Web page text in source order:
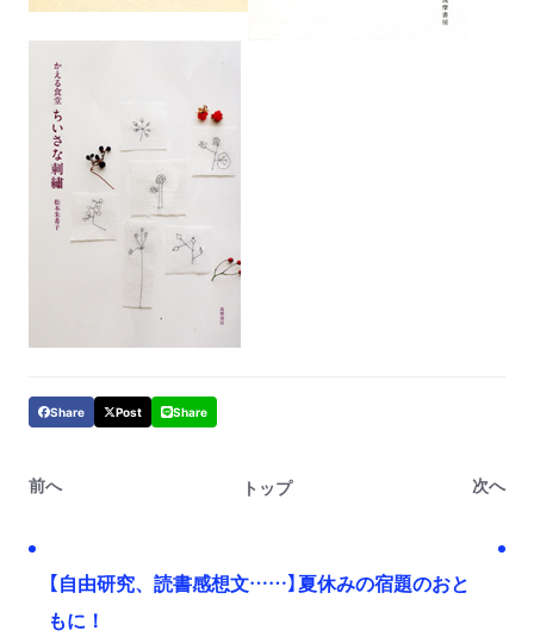
Share Post Share
前へ トップ 次へ
【自由研究、読書感想文……】夏休みの宿題のおと
もに！